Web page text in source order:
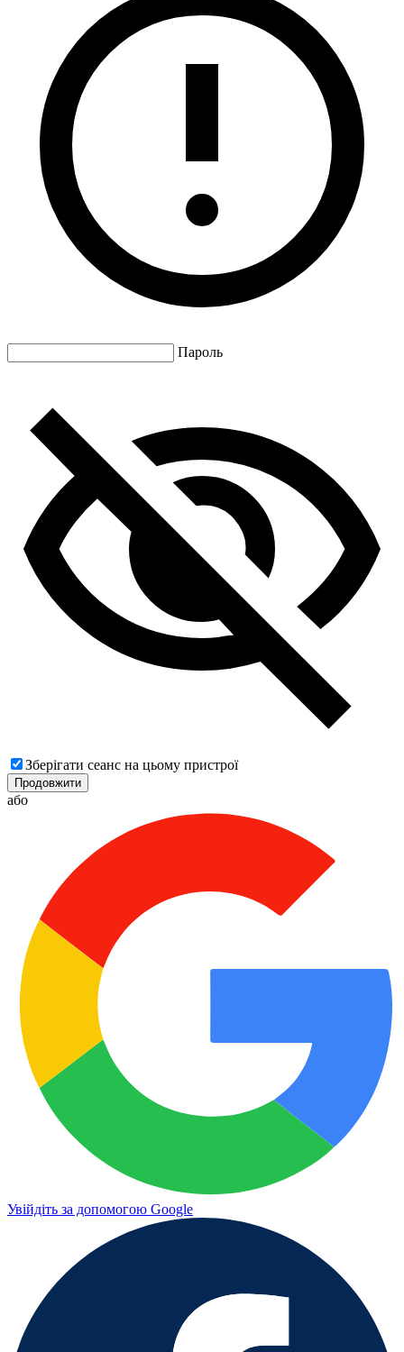
Пароль
Зберігати сеанс на цьому пристрої
Продовжити
або
Увійдіть за допомогою Google